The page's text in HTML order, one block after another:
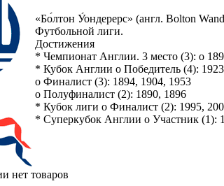
«Бо́лтон У́ондерерс» (англ. Bolton
Футбольной лиги.
Достижения
* Чемпионат Англии. 3 место (3): o
* Кубок Англии o Победитель (4):
o Финалист (3): 1894, 1904, 1953
o Полуфиналист (2): 1890, 1896
* Кубок лиги o Финалист (2): 1995,
* Суперкубок Англии o Участник (1):
нет товаров